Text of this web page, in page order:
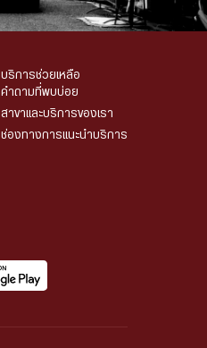
บริการช่วยเหลือ
คำถามที่พบบ่อย
สาขาและบริการของเรา
ช่องทางการแนะนำบริการ